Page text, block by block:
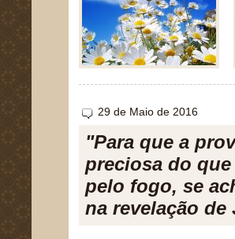
29 de Maio de 2016
"Para que a
preciosa do
pelo fogo, se
na revelação